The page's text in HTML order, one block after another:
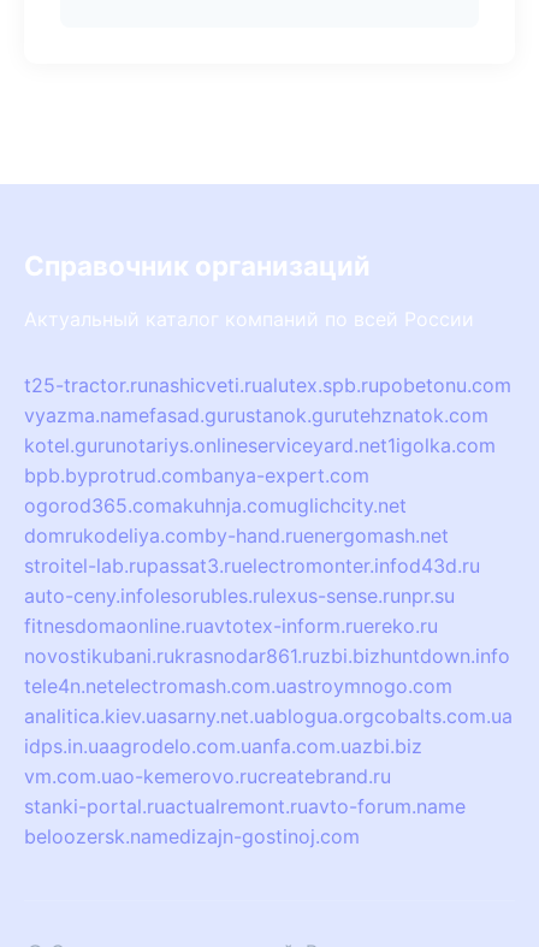
Справочник организаций
Актуальный каталог компаний по всей России
t25-tractor.runashicveti.rualutex.spb.rupobetonu.com
vyazma.namefasad.gurustanok.gurutehznatok.com
kotel.gurunotariys.onlineserviceyard.net1igolka.com
bpb.byprotrud.combanya-expert.com
ogorod365.comakuhnja.comuglichcity.net
domrukodeliya.comby-hand.ruenergomash.net
stroitel-lab.rupassat3.ruelectromonter.infod43d.ru
auto-ceny.infolesorubles.rulexus-sense.runpr.su
fitnesdomaonline.ruavtotex-inform.ruereko.ru
novostikubani.rukrasnodar861.ruzbi.bizhuntdown.info
tele4n.netelectromash.com.uastroymnogo.com
analitica.kiev.uasarny.net.uablogua.orgcobalts.com.ua
idps.in.uaagrodelo.com.uanfa.com.uazbi.biz
vm.com.uao-kemerovo.rucreatebrand.ru
stanki-portal.ruactualremont.ruavto-forum.name
beloozersk.namedizajn-gostinoj.com